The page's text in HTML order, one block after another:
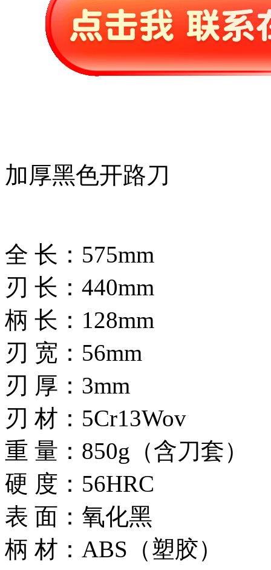
加厚黑色开路刀
全 长：575mm
刃 长：440mm
柄 长：128mm
刃 宽：56mm
刃 厚：3mm
刃 材：5Cr13Wov
重 量：850g（含刀套）
硬 度：56HRC
表 面：氧化黑
柄 材：ABS（塑胶）